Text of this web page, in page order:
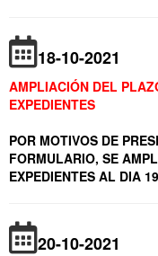
18-10-2021
AMPLIACIÓN DEL
EXPEDIENTES
POR MOTIVOS DE
FORMULARIO, SE
EXPEDIENTES AL DIA
20-10-2021